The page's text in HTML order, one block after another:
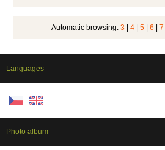
Automatic browsing: 3 | 4 | 5 | 6 | 7
Languages
Photo album